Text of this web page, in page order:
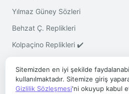
Yılmaz Güney Sözleri
Behzat Ç. Replikleri
Kolpaçino Replikleri ✔️
Sitemizden en iyi şekilde
kullanılmaktadır. Sitemize giriş
Gizlilik Sözleşmesi'ni okuyup kabul